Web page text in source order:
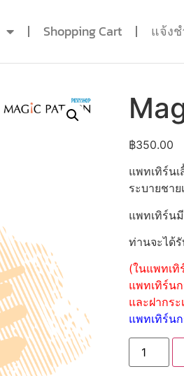
Shopping Cart แจ้งช
฿350.00
แพทเทิร์น
ระบายชาย
แพทเทิร์นมี
ท่านจะได้
(ในแพทเทิ
แพทเทิร์น
และฝากร
แพทเทิร์นก